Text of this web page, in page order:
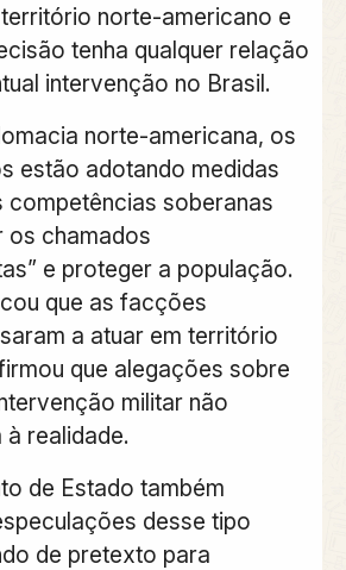
norte-americano e
tenha qualquer relação
intervenção no Brasil.
norte-americana, os
estão adotando medidas
competências soberanas
os chamados
e proteger a população.
que as facções
a atuar em território
que alegações sobre
militar não
realidade.
de Estado também
desse tipo
de pretexto para